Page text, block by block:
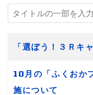
タイトルの一部を
タイトル
「選ぼう！３Ｒ
10月の「ふくおか
施について